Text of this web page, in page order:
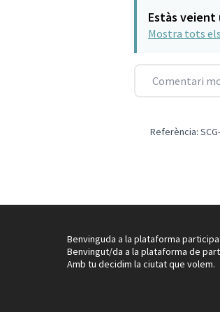
Estàs veient
Mostra tots
Comentari
Referència:
Benvinguda a la plataforma
Benvingut/da a la plataforma de
Amb tu decidim la ciutat que volem.